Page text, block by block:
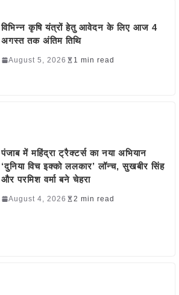
विभिन्न कृषि यंत्रों हेतु आवेदन के लिए आज 4
अगस्त तक अंतिम तिथि
August 5, 2026 1 min read
पंजाब में महिंद्रा ट्रैक्टर्स का नया अभियान
‘दुनिया विच इक्को ललकार’ लॉन्च, सुखबीर सिंह
और परमिश वर्मा बने चेहरा
August 4, 2026 2 min read